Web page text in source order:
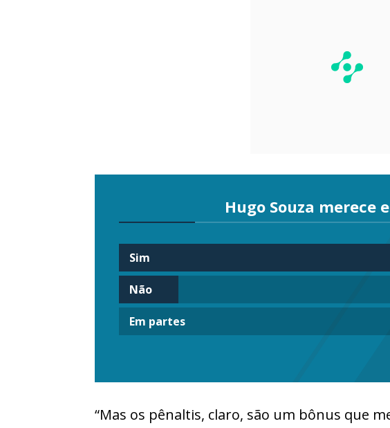
Hugo Souza merece
Sim
Não
Em partes
“Mas os pênaltis, claro, são um bônus que